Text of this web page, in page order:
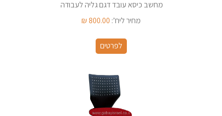
מחשב כיסא עובד דגם גליה לעבודה
מול מחשב/שולחן כתיבה . ארץ ייצור
- ישראל יצרן: גבאי ריהוט משרדי
בחולון
מחיר ליח’: 800.00
₪
לפרטים